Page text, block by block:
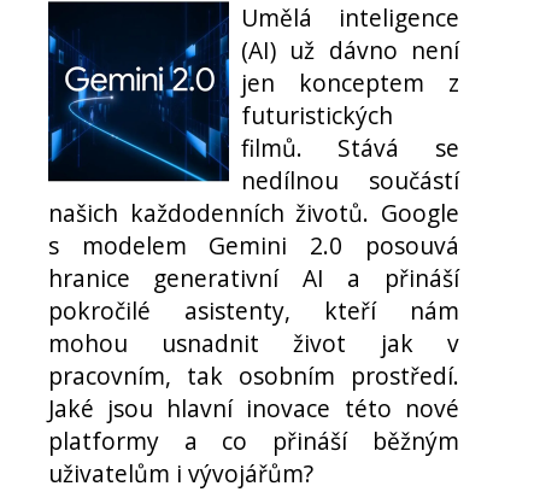
Umělá inteligence
(AI) už dávno není
jen konceptem z
futuristických
filmů. Stává se
nedílnou součástí
našich každodenních životů. Google
s modelem Gemini 2.0 posouvá
hranice generativní AI a přináší
pokročilé asistenty, kteří nám
mohou usnadnit život jak v
pracovním, tak osobním prostředí.
Jaké jsou hlavní inovace této nové
platformy a co přináší běžným
uživatelům i vývojářům?